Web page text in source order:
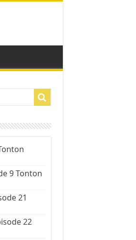
9 Tonton
21
22